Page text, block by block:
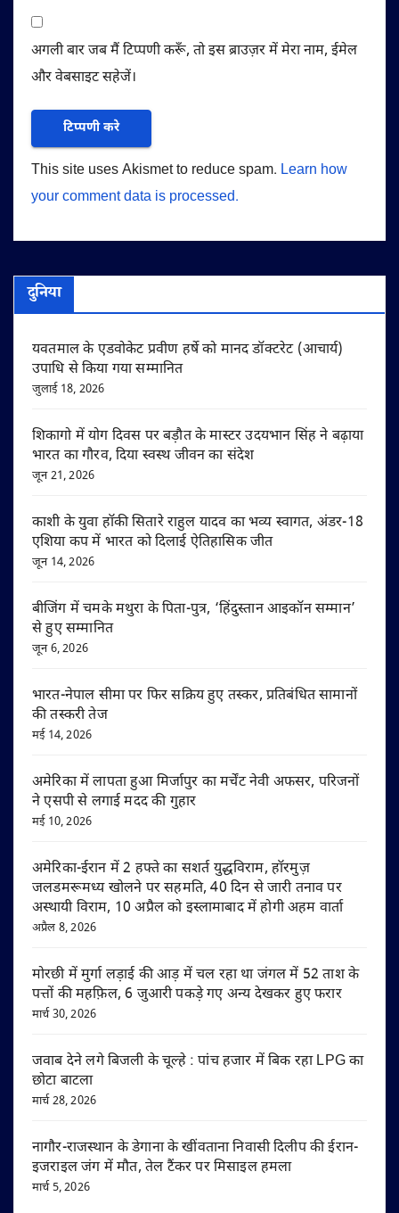
अगली बार जब मैं टिप्पणी करूँ, तो इस ब्राउज़र में मेरा नाम, ईमेल
और वेबसाइट सहेजें।
This site uses Akismet to reduce spam. Learn how
your comment data is processed.
दुनिया
यवतमाल के एडवोकेट प्रवीण हर्षे को मानद डॉक्टरेट (आचार्य)
उपाधि से किया गया सम्मानित
जुलाई 18, 2026
शिकागो में योग दिवस पर बड़ौत के मास्टर उदयभान सिंह ने बढ़ाया
भारत का गौरव, दिया स्वस्थ जीवन का संदेश
जून 21, 2026
काशी के युवा हॉकी सितारे राहुल यादव का भव्य स्वागत, अंडर-18
एशिया कप में भारत को दिलाई ऐतिहासिक जीत
जून 14, 2026
बीजिंग में चमके मथुरा के पिता-पुत्र, ‘हिंदुस्तान आइकॉन सम्मान’
से हुए सम्मानित
जून 6, 2026
भारत-नेपाल सीमा पर फिर सक्रिय हुए तस्कर, प्रतिबंधित सामानों
की तस्करी तेज
मई 14, 2026
अमेरिका में लापता हुआ मिर्जापुर का मर्चेंट नेवी अफसर, परिजनों
ने एसपी से लगाई मदद की गुहार
मई 10, 2026
अमेरिका-ईरान में 2 हफ्ते का सशर्त युद्धविराम, हॉरमुज़
जलडमरूमध्य खोलने पर सहमति, 40 दिन से जारी तनाव पर
अस्थायी विराम, 10 अप्रैल को इस्लामाबाद में होगी अहम वार्ता
अप्रैल 8, 2026
मोरछी में मुर्गा लड़ाई की आड़ में चल रहा था जंगल में 52 ताश के
पत्तों की महफ़िल, 6 जुआरी पकड़े गए अन्य देखकर हुए फरार
मार्च 30, 2026
जवाब देने लगे बिजली के चूल्हे : पांच हजार में बिक रहा LPG का
छोटा बाटला
मार्च 28, 2026
नागौर-राजस्थान के डेगाना के खींवताना निवासी दिलीप की ईरान-
इजराइल जंग में मौत, तेल टैंकर पर मिसाइल हमला
मार्च 5, 2026